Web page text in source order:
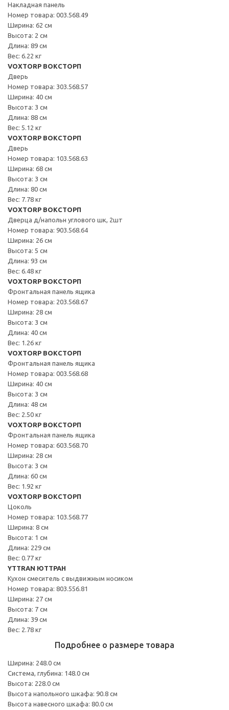
Накладная панель
Номер товара: 003.568.49
Ширина: 62 см
Высота: 2 см
Длина: 89 см
Вес: 6.22 кг
VOXTORP ВОКСТОРП
Дверь
Номер товара: 303.568.57
Ширина: 40 см
Высота: 3 см
Длина: 88 см
Вес: 5.12 кг
VOXTORP ВОКСТОРП
Дверь
Номер товара: 103.568.63
Ширина: 68 см
Высота: 3 см
Длина: 80 см
Вес: 7.78 кг
VOXTORP ВОКСТОРП
Дверца д/напольн углового шк, 2шт
Номер товара: 903.568.64
Ширина: 26 см
Высота: 5 см
Длина: 93 см
Вес: 6.48 кг
VOXTORP ВОКСТОРП
Фронтальная панель ящика
Номер товара: 203.568.67
Ширина: 28 см
Высота: 3 см
Длина: 40 см
Вес: 1.26 кг
VOXTORP ВОКСТОРП
Фронтальная панель ящика
Номер товара: 003.568.68
Ширина: 40 см
Высота: 3 см
Длина: 48 см
Вес: 2.50 кг
VOXTORP ВОКСТОРП
Фронтальная панель ящика
Номер товара: 603.568.70
Ширина: 28 см
Высота: 3 см
Длина: 60 см
Вес: 1.92 кг
VOXTORP ВОКСТОРП
Цоколь
Номер товара: 103.568.77
Ширина: 8 см
Высота: 1 см
Длина: 229 см
Вес: 0.77 кг
YTTRAN ЮТТРАН
Кухон смеситель с выдвижным носиком
Номер товара: 803.556.81
Ширина: 27 см
Высота: 7 см
Длина: 39 см
Вес: 2.78 кг
Подробнее о размере товара
Ширина: 248.0 см
Система, глубина: 148.0 см
Высота: 228.0 см
Высота напольного шкафа: 90.8 см
Высота навесного шкафа: 80.0 см